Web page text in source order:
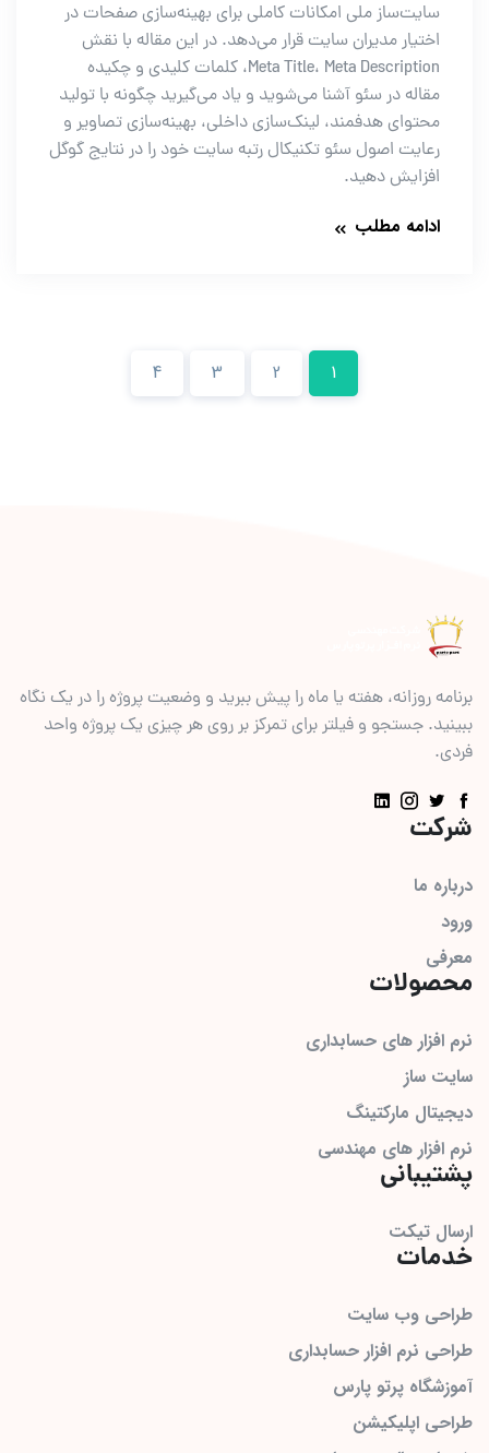
سایت‌ساز ملی امکانات کاملی برای بهینه‌سازی صفحات در
اختیار مدیران سایت قرار می‌دهد. در این مقاله با نقش
Meta Title، Meta Description، کلمات کلیدی و چکیده
مقاله در سئو آشنا می‌شوید و یاد می‌گیرید چگونه با تولید
محتوای هدفمند، لینک‌سازی داخلی، بهینه‌سازی تصاویر و
رعایت اصول سئو تکنیکال رتبه سایت خود را در نتایج گوگل
افزایش دهید.
ادامه مطلب
1
2
3
4
برنامه روزانه، هفته یا ماه را پیش ببرید و وضعیت پروژه را در یک نگاه
ببینید. جستجو و فیلتر برای تمرکز بر روی هر چیزی یک پروژه واحد
فردی.
شرکت
درباره ما
ورود
معرفی
محصولات
نرم افزار های حسابداری
سایت ساز
دیجیتال مارکتینگ
نرم افزار های مهندسی
پشتیبانی
ارسال تیکت
خدمات
طراحی وب سایت
طراحی نرم افزار حسابداری
آموزشگاه پرتو پارس
طراحی اپلیکیشن